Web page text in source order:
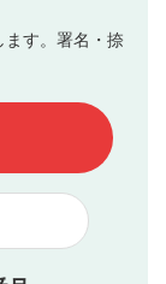
、掲載となり
掲載されない
の掲載をもっ
い。
容は、掲載を
投稿
ます。署名・捺